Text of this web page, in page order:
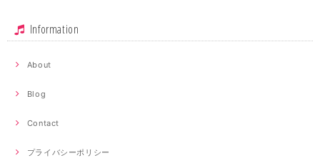
Information
About
Blog
Contact
プライバシーポリシー